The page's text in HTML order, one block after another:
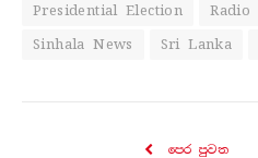
Presidential Election
Radio
Sinhala News
Sri Lanka
පෙර පුව​ත